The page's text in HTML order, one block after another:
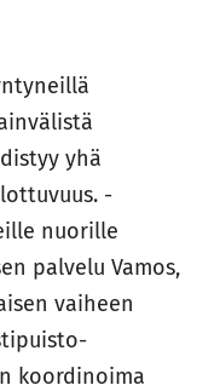
yhä
nuorille
palvelu Vamos,
vaiheen
koordinoima